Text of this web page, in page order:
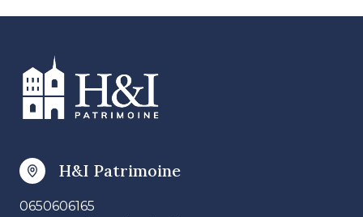
H&I Patrimoine
0650606165